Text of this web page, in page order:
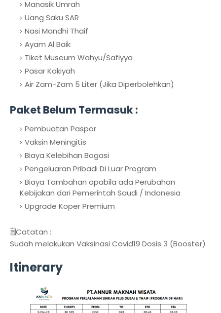
Manasik Umrah
Uang Saku SAR
Nasi Mandhi Thaif
Ayam Al Baik
Tiket Museum Wahyu/Safiyya
Pasar Kakiyah
Air Zam-Zam 5 Liter (Jika Diperbolehkan)
Paket Belum Termasuk :
Pembuatan Paspor
Vaksin Meningitis
Biaya Kelebihan Bagasi
Pengeluaran Pribadi Di Luar Program
Biaya Tambahan apabila ada Perubahan
Kebijakan dari Pemerintah Saudi / Indonesia
Upgrade Koper Premium
🗒️Catatan :
Sudah melakukan Vaksinasi Covid19 Dosis 3 (Booster)
Itinerary